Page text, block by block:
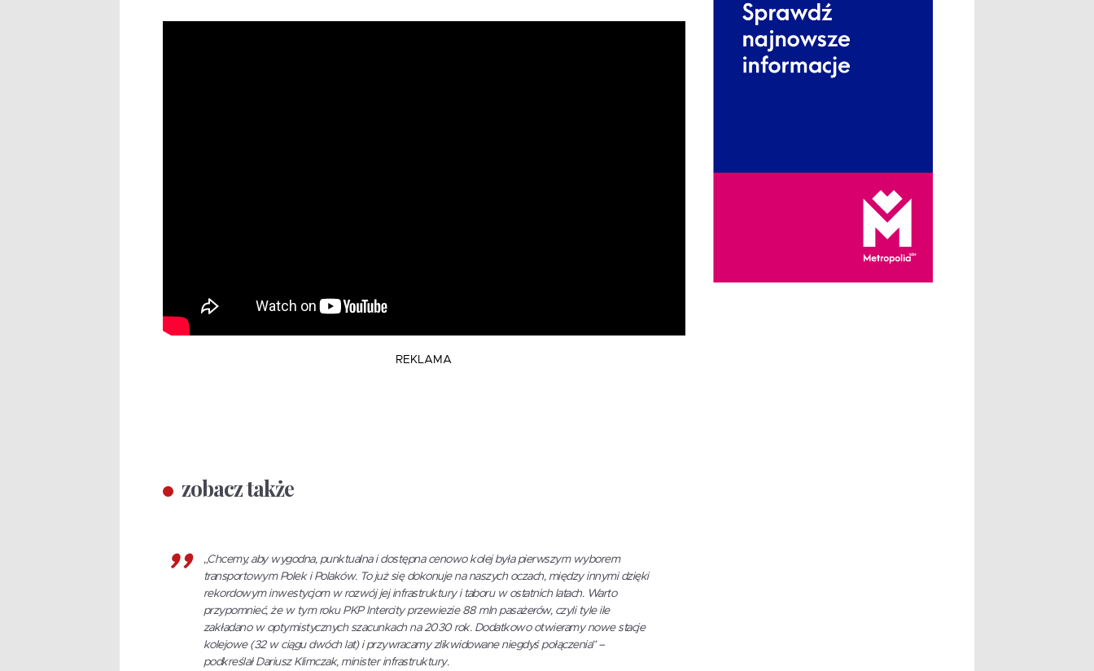
REKLAMA
zobacz także
„Chcemy, aby wygodna, punktualna i dostępna cenowo kolej była pierwszym wyborem
transportowym Polek i Polaków. To już się dokonuje na naszych oczach, między innymi dzięki
rekordowym inwestycjom w rozwój jej infrastruktury i taboru w ostatnich latach. Warto
przypomnieć, że w tym roku PKP Intercity przewiezie 88 mln pasażerów, czyli tyle ile
zakładano w optymistycznych szacunkach na 2030 rok. Dodatkowo otwieramy nowe stacje
kolejowe (32 w ciągu dwóch lat) i przywracamy zlikwidowane niegdyś połączenia” –
podkreślał Dariusz Klimczak, minister infrastruktury.